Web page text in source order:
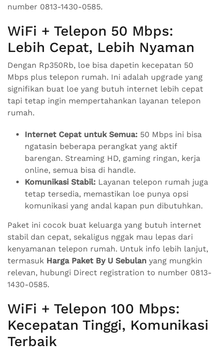
number 0813-1430-0585.
WiFi + Telepon 50 Mbps:
Lebih Cepat, Lebih Nyaman
Dengan Rp350Rb, loe bisa dapetin kecepatan 50
Mbps plus telepon rumah. Ini adalah upgrade yang
signifikan buat loe yang butuh internet lebih cepat
tapi tetap ingin mempertahankan layanan telepon
rumah.
Internet Cepat untuk Semua: 50 Mbps ini bisa
ngatasin beberapa perangkat yang aktif
barengan. Streaming HD, gaming ringan, kerja
online, semua bisa di handle.
Komunikasi Stabil: Layanan telepon rumah juga
tetap tersedia, memastikan loe punya opsi
komunikasi yang andal kapan pun dibutuhkan.
Paket ini cocok buat keluarga yang butuh internet
stabil dan cepat, sekaligus nggak mau lepas dari
kenyamanan telepon rumah. Untuk info lebih lanjut,
termasuk Harga Paket By U Sebulan yang mungkin
relevan, hubungi Direct registration to number 0813-
1430-0585.
WiFi + Telepon 100 Mbps:
Kecepatan Tinggi, Komunikasi
Terbaik